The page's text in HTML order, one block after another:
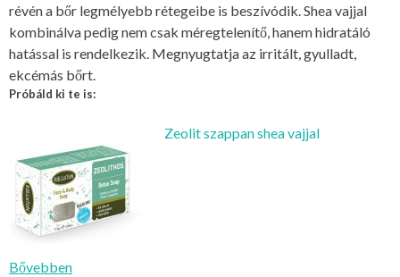
révén a bőr legmélyebb rétegeibe is beszívódik. Shea vajjal
kombinálva pedig nem csak méregtelenítő, hanem hidratáló
hatással is rendelkezik. Megnyugtatja az irritált, gyulladt,
ekcémás bőrt.
Próbáld ki te is:
Zeolit szappan shea vajjal
Bővebben